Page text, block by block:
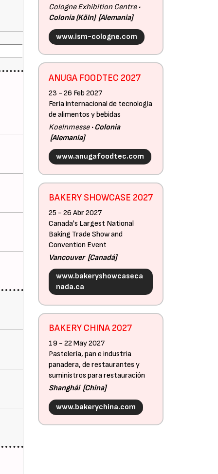
Cologne Exhibition Centre
Colonia (Köln) Alemania
www.ism-cologne.com
ANUGA FOODTEC 2027
23 - 26 Feb 2027
Feria internacional de tecnología
de alimentos y bebidas
Koelnmesse Colonia
Alemania
www.anugafoodtec.com
BAKERY SHOWCASE 2027
25 - 26 Abr 2027
Canada's Largest National
Baking Trade Show and
Convention Event
Vancouver Canadá
www.bakeryshowcaseca
nada.ca
BAKERY CHINA 2027
19 - 22 May 2027
Pastelería, pan e industria
panadera, de restaurantes y
suministros para restauración
Shanghái China
www.bakerychina.com